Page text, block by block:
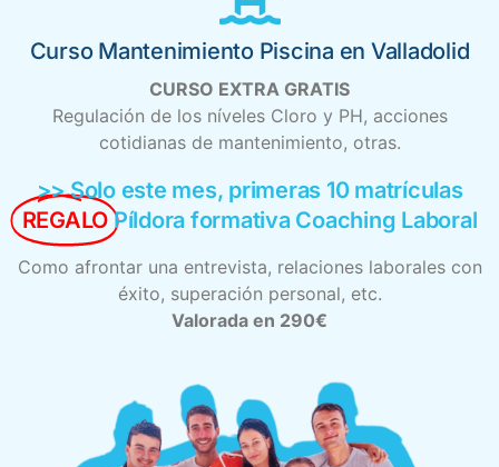
Curso Mantenimiento Piscina en Valladolid
CURSO EXTRA GRATIS
Regulación de los níveles Cloro y PH, acciones
cotidianas de mantenimiento, otras.
>> Solo este mes, primeras 10 matrículas
REGALO Píldora formativa Coaching Laboral
Como afrontar una entrevista, relaciones laborales con
éxito, superación personal, etc.
Valorada en 290€